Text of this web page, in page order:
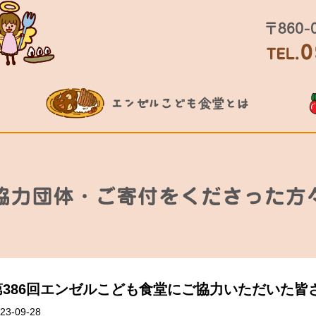
386回エンゼルこども食堂にご協力いただいた皆
09-28